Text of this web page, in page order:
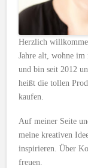
Herzlich
Jahre alt, wohne im
und bin seit 2012
heißt die tollen
kaufen.
Auf meiner Seite
meine kreativen
inspirieren. Über
freuen.